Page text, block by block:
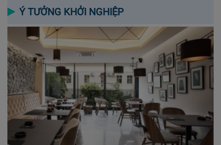
Ý TƯỞNG KHỞI NGHIỆP